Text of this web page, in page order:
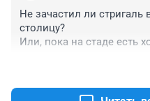
Не зачастил ли
столицу?
Или, пока на стаде есть